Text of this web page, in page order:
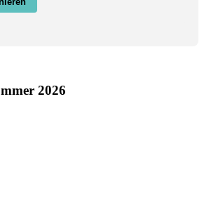
2026